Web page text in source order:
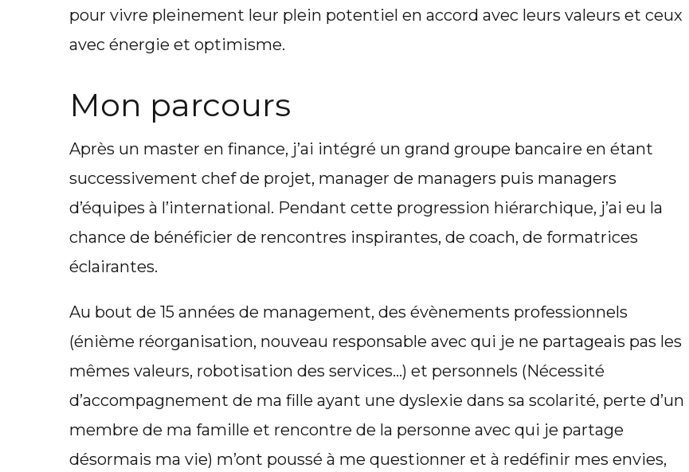
pour vivre pleinement leur plein potentiel en accord avec leurs valeurs et ceux
avec énergie et optimisme.
Mon parcours
Après un master en finance, j’ai intégré un grand groupe bancaire en étant
successivement chef de projet, manager de managers puis managers
d’équipes à l’international. Pendant cette progression hiérarchique, j’ai eu la
chance de bénéficier de rencontres inspirantes, de coach, de formatrices
éclairantes.
Au bout de 15 années de management, des évènements professionnels
(énième réorganisation, nouveau responsable avec qui je ne partageais pas les
mêmes valeurs, robotisation des services…) et personnels (Nécessité
d’accompagnement de ma fille ayant une dyslexie dans sa scolarité, perte d’un
membre de ma famille et rencontre de la personne avec qui je partage
désormais ma vie) m’ont poussé à me questionner et à redéfinir mes envies,